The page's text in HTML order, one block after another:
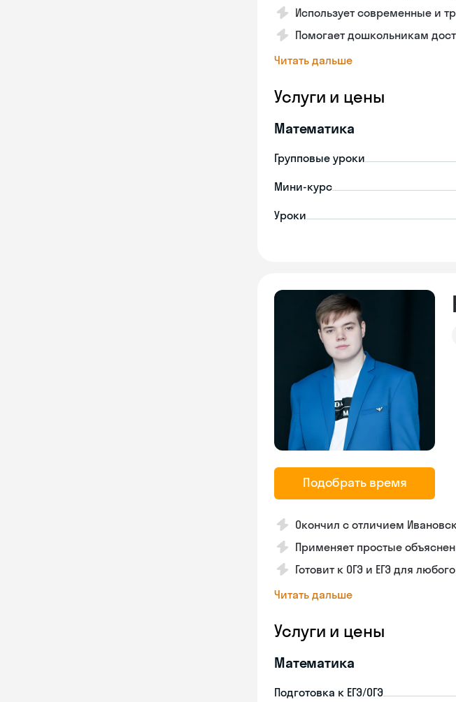
Использует современные и
Помогает дошкольникам
Читать дальше
Услуги и цены
Математика
Групповые уроки
Мини-курс
Уроки
Подобрать время
Окончил с отличием
Применяет простые
Готовит к ОГЭ и ЕГЭ для
Читать дальше
Услуги и цены
Математика
Подготовка к ЕГЭ/ОГЭ